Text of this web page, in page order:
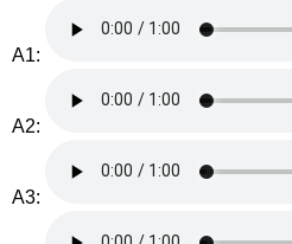
A1:
A2:
A3: